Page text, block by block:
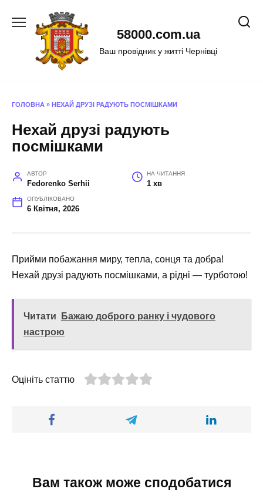
58000.com.ua
Ваш провідник у житті Чернівці
ГОЛОВНА » НЕХАЙ ДРУЗІ РАДУЮТЬ ПОСМІШКАМИ
Нехай друзі радують
посмішками
АВТОР
Fedorenko Serhii
НА ЧИТАННЯ
1 хв
ОПУБЛІКОВАНО
6 Квітня, 2026
Прийми побажання миру, тепла, сонця та добра!
Нехай друзі радують посмішками, а рідні — турботою!
Читати
Бажаю доброго ранку і чудового
настрою
Оцініть статтю
Вам також може сподобатися